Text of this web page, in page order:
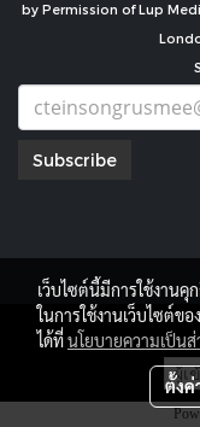
by Permission of Lup
Subscribe
ผู้เ
เว็บไซต์นี้มีการใช้งาน
ในการใช้งานเว็บไซต์ข
ได้ที่นโยบายความเป็น
ตั้งค่